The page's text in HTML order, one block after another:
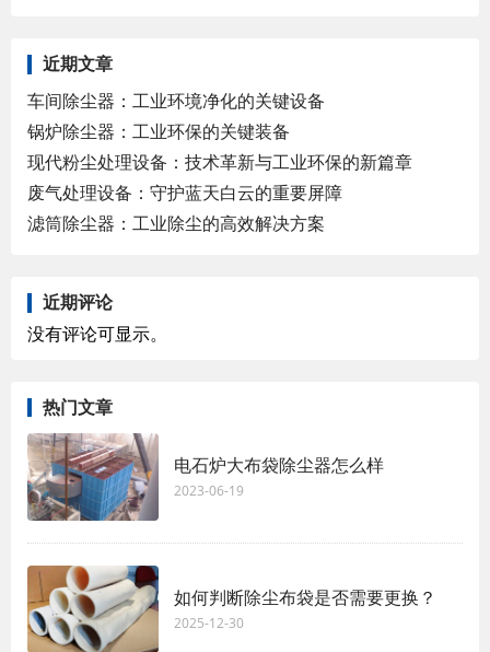
近期文章
车间除尘器：工业环境净化的关键设备
锅炉除尘器：工业环保的关键装备
现代粉尘处理设备：技术革新与工业环保的新篇章
废气处理设备：守护蓝天白云的重要屏障
滤筒除尘器：工业除尘的高效解决方案
近期评论
没有评论可显示。
热门文章
电石炉大布袋除尘器怎么样
2023-06-19
如何判断除尘布袋是否需要更换？
2025-12-30